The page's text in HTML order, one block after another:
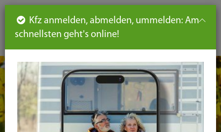
DE
Seiteninhalt
Hauptnavigation
Seitennavigation
leichte
Sprache
Kfz anmelden, abmelden, ummelden: Am
schnellsten geht's online!